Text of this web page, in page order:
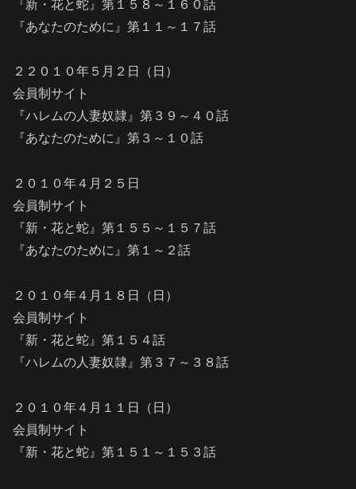
『新・花と蛇』第１５８～１６０話
『あなたのために』第１１～１７話
２２０１０年５月２日（日）
会員制サイト
『ハレムの人妻奴隷』第３９～４０話
『あなたのために』第３～１０話
２０１０年４月２５日
会員制サイト
『新・花と蛇』第１５５～１５７話
『あなたのために』第１～２話
２０１０年４月１８日（日）
会員制サイト
『新・花と蛇』第１５４話
『ハレムの人妻奴隷』第３７～３８話
２０１０年４月１１日（日）
会員制サイト
『新・花と蛇』第１５１～１５３話